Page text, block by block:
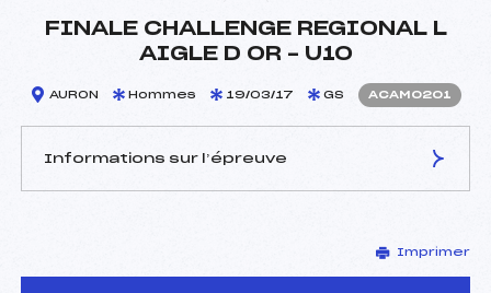
FINALE CHALLENGE REGIONAL L
AIGLE D OR – U10
AURON Hommes 19/03/17 GS ACAM0201
Informations sur l’épreuve
GUEMY CHRISTIAN (CA)
Arbitre :
–
Imprimer